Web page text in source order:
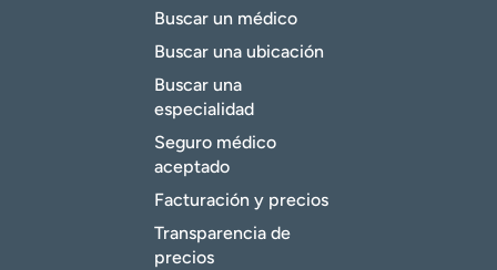
Buscar un médico
Buscar una ubicación
Buscar una
especialidad
Seguro médico
aceptado
Facturación y precios
Transparencia de
precios